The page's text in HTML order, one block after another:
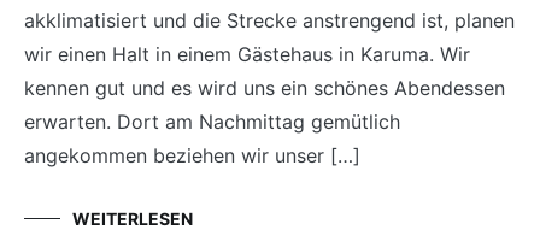
akklimatisiert und die Strecke anstrengend ist, planen
wir einen Halt in einem Gästehaus in Karuma. Wir
kennen gut und es wird uns ein schönes Abendessen
erwarten. Dort am Nachmittag gemütlich
angekommen beziehen wir unser […]
WEITERLESEN